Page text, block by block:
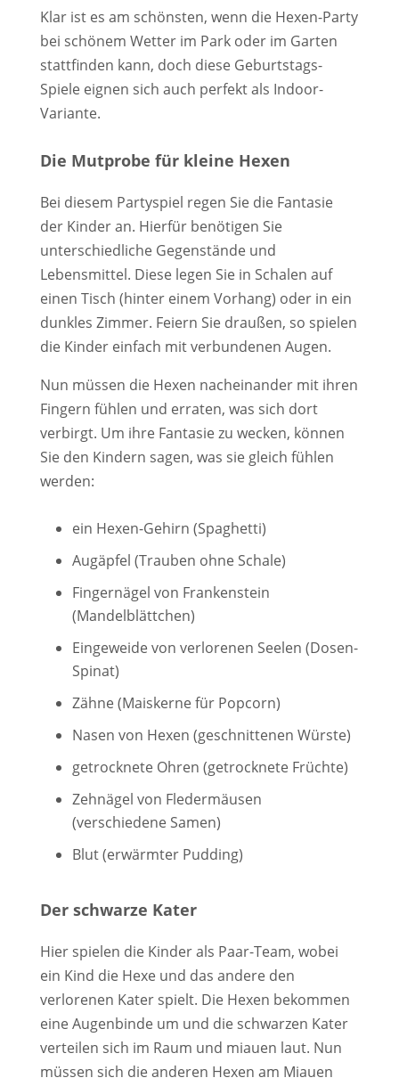
Klar ist es am schönsten, wenn die Hexen-Party
bei schönem Wetter im Park oder im Garten
stattfinden kann, doch diese Geburtstags-
Spiele eignen sich auch perfekt als Indoor-
Variante.
Die Mutprobe für kleine Hexen
Bei diesem Partyspiel regen Sie die Fantasie
der Kinder an. Hierfür benötigen Sie
unterschiedliche Gegenstände und
Lebensmittel. Diese legen Sie in Schalen auf
einen Tisch (hinter einem Vorhang) oder in ein
dunkles Zimmer. Feiern Sie draußen, so spielen
die Kinder einfach mit verbundenen Augen.
Nun müssen die Hexen nacheinander mit ihren
Fingern fühlen und erraten, was sich dort
verbirgt. Um ihre Fantasie zu wecken, können
Sie den Kindern sagen, was sie gleich fühlen
werden:
ein Hexen-Gehirn (Spaghetti)
Augäpfel (Trauben ohne Schale)
Fingernägel von Frankenstein
(Mandelblättchen)
Eingeweide von verlorenen Seelen (Dosen-
Spinat)
Zähne (Maiskerne für Popcorn)
Nasen von Hexen (geschnittenen Würste)
getrocknete Ohren (getrocknete Früchte)
Zehnägel von Fledermäusen
(verschiedene Samen)
Blut (erwärmter Pudding)
Der schwarze Kater
Hier spielen die Kinder als Paar-Team, wobei
ein Kind die Hexe und das andere den
verlorenen Kater spielt. Die Hexen bekommen
eine Augenbinde um und die schwarzen Kater
verteilen sich im Raum und miauen laut. Nun
müssen sich die anderen Hexen am Miauen